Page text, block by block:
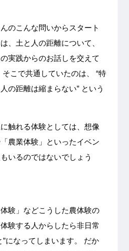
のこんな問いからスタート
、土と人の距離について、
実践からのお話しを交えて
そこで共通していたのは、 “特
の距離は縮まらない” という
触れる体験としては、想像
農業体験」といったイベン
いるのではないでしょう
験」などこうした農体験の
験する人からしたら非日常
になってしまいます。 だか